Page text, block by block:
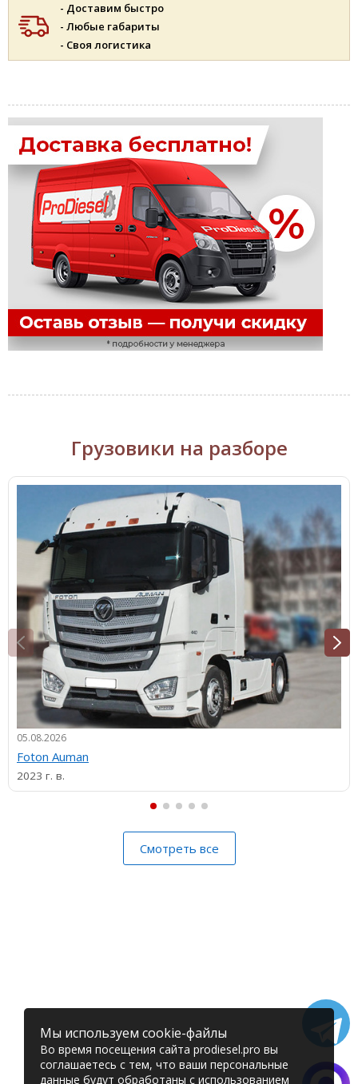
- Доставим быстро
- Любые габариты
- Своя логистика
Грузовики на разборе
05.08.2026
Foton Auman
2023 г. в.
Смотреть все
Мы используем cookie-файлы
Во время посещения сайта prodiesel.pro вы
соглашаетесь с тем, что ваши персональные
данные будут обработаны с использованием